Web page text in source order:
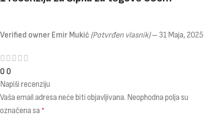
Verified owner Emir Mukić (Potvrđen vlasnik) – 31 Maja, 2025
0 0
Napiši recenziju
Vaša email adresa neće biti objavljivana. Neophodna polja su
označena sa *